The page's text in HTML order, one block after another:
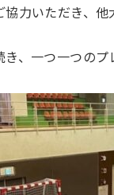
力いただき、
、一つ一つの